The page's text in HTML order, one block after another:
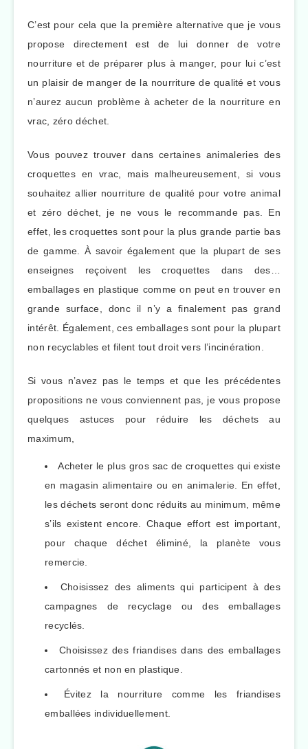
C’est pour cela que la première alternative que je vous
propose directement est de lui donner de votre
nourriture et de préparer plus à manger, pour lui c’est
un plaisir de manger de la nourriture de qualité et vous
n’aurez aucun problème à acheter de la nourriture en
vrac, zéro déchet.
Vous pouvez trouver dans certaines animaleries des
croquettes en vrac, mais malheureusement, si vous
souhaitez allier nourriture de qualité pour votre animal
et zéro déchet, je ne vous le recommande pas. En
effet, les croquettes sont pour la plus grande partie bas
de gamme. À savoir également que la plupart de ses
enseignes reçoivent les croquettes dans des…
emballages en plastique comme on peut en trouver en
grande surface, donc il n’y a finalement pas grand
intérêt. Également, ces emballages sont pour la plupart
non recyclables et filent tout droit vers l’incinération.
Si vous n’avez pas le temps et que les précédentes
propositions ne vous conviennent pas, je vous propose
quelques astuces pour réduire les déchets au
maximum,
Acheter le plus gros sac de croquettes qui existe
en magasin alimentaire ou en animalerie. En effet,
les déchets seront donc réduits au minimum, même
s’ils existent encore. Chaque effort est important,
pour chaque déchet éliminé, la planète vous
remercie.
Choisissez des aliments qui participent à des
campagnes de recyclage ou des emballages
recyclés.
Choisissez des friandises dans des emballages
cartonnés et non en plastique.
Évitez la nourriture comme les friandises
emballées individuellement.